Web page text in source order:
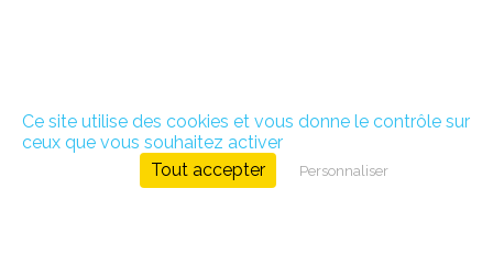
Ce site utilise des cookies et vous donne le contrôle sur
ceux que vous souhaitez activer
Tout accepter
Personnaliser